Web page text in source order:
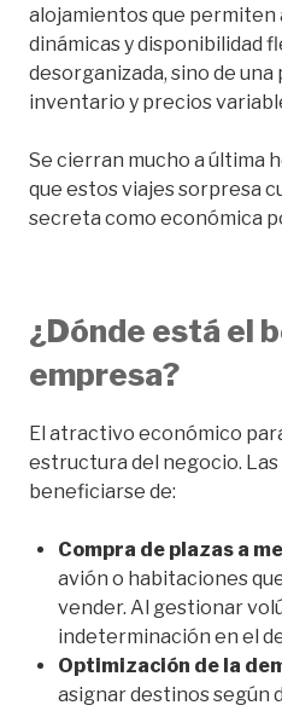
alojamientos que permiten
dinámicas y disponibilidad
desorganizada, sino de
inventario y precios
Se cierran mucho a última
que estos viajes sorpresa
secreta como económica
¿Dónde está el
empresa?
El atractivo económico
estructura del negocio.
beneficiarse de:
Compra de plazas a
avión o habitaciones
vender. Al gestionar
indeterminación en el
Optimización de la
asignar destinos según